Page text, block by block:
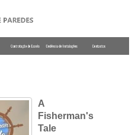
A
Fisherman's
Tale